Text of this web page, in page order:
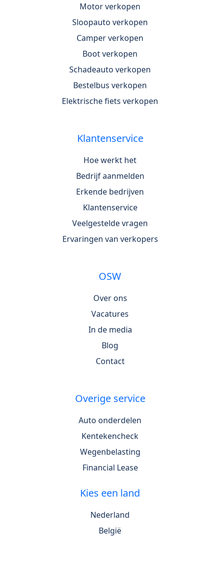
Motor verkopen
Sloopauto verkopen
Camper verkopen
Boot verkopen
Schadeauto verkopen
Bestelbus verkopen
Elektrische fiets verkopen
Klantenservice
Hoe werkt het
Bedrijf aanmelden
Erkende bedrijven
Klantenservice
Veelgestelde vragen
Ervaringen van verkopers
OSW
Over ons
Vacatures
In de media
Blog
Contact
Overige service
Auto onderdelen
Kentekencheck
Wegenbelasting
Financial Lease
Kies een land
Nederland
België